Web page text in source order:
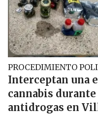
PROCEDIMIENTO
Interceptan una
cannabis
antidrogas en